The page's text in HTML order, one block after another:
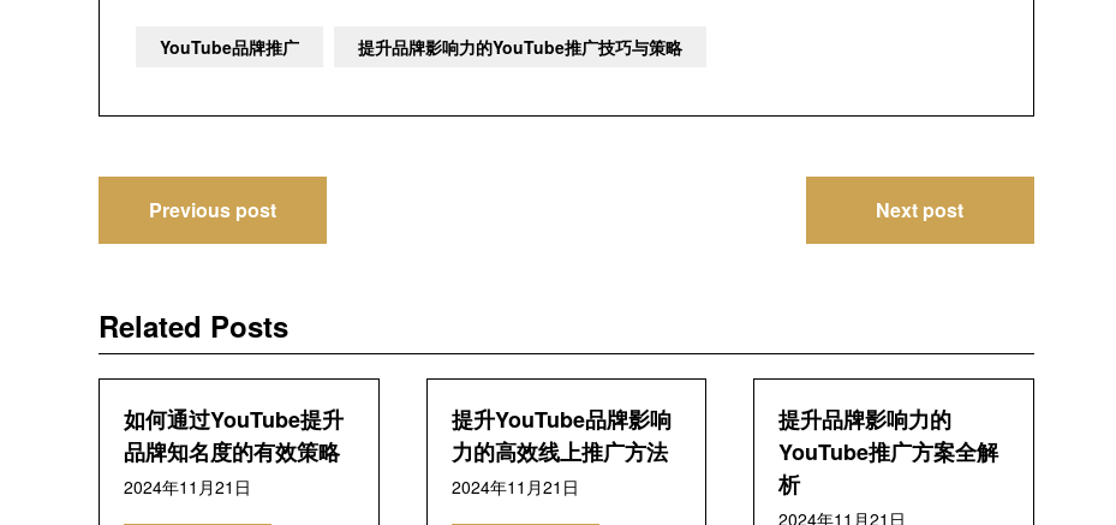
YouTube品牌推广 提升品牌影响力的YouTube推广技巧与策略
章
导
航
Previous post Next post
Related Posts
如何通过YouTube提升
品牌知名度的有效策略
2024年11月21日
提升YouTube品牌影响
力的高效线上推广方法
2024年11月21日
提升品牌影响力的
YouTube推广方案全解
析
2024年11月21日